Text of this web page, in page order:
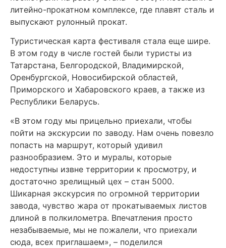
литейно-прокатном комплексе, где плавят сталь и
выпускают рулонный прокат.
Туристическая карта фестиваля стала еще шире.
В этом году в числе гостей были туристы из
Татарстана, Белгородской, Владимирской,
Оренбургской, Новосибирской областей,
Приморского и Хабаровского краев, а также из
Республики Беларусь.
«В этом году мы прицельно приехали, чтобы
пойти на экскурсии по заводу. Нам очень повезло
попасть на маршрут, который удивил
разнообразием. Это и муралы, которые
недоступны извне территории к просмотру, и
достаточно зрелищный цех – стан 5000.
Шикарная экскурсия по огромной территории
завода, чувство жара от прокатываемых листов
длиной в полкилометра. Впечатления просто
незабываемые, мы не пожалели, что приехали
сюда, всех приглашаем», – поделился